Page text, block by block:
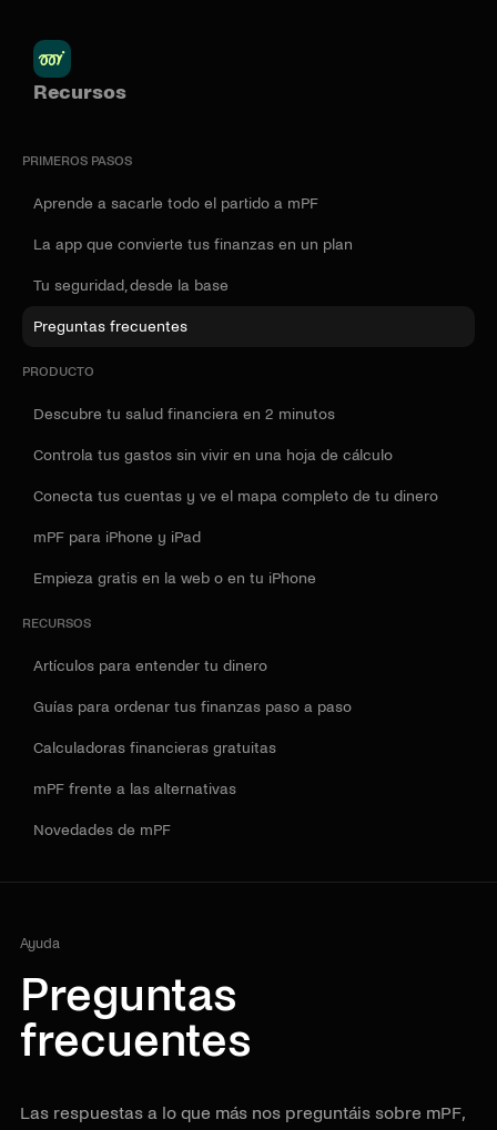
Recursos
PRIMEROS PASOS
Aprende a sacarle todo el partido a mPF
La app que convierte tus finanzas en un plan
Tu seguridad, desde la base
Preguntas frecuentes
PRODUCTO
Descubre tu salud financiera en 2 minutos
Controla tus gastos sin vivir en una hoja de cálculo
Conecta tus cuentas y ve el mapa completo de tu dinero
mPF para iPhone y iPad
Empieza gratis en la web o en tu iPhone
RECURSOS
Artículos para entender tu dinero
Guías para ordenar tus finanzas paso a paso
Calculadoras financieras gratuitas
mPF frente a las alternativas
Novedades de mPF
Ayuda
Preguntas
frecuentes
Las respuestas a lo que más nos preguntáis sobre mPF,